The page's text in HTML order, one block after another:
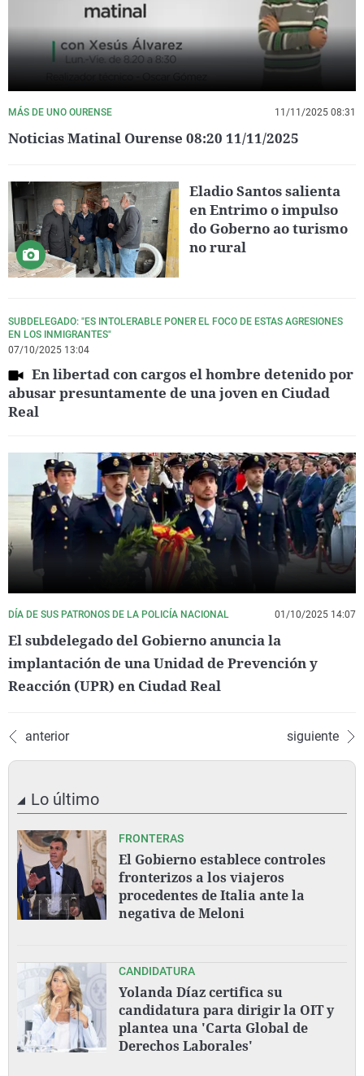
MÁS DE UNO OURENSE 11/11/2025 08:31
Noticias Matinal Ourense 08:20 11/11/2025
Eladio Santos salienta
en Entrimo o impulso
do Goberno ao turismo
no rural
SUBDELEGADO: "ES INTOLERABLE PONER EL FOCO DE ESTAS AGRESIONES
EN LOS INMIGRANTES"
07/10/2025 13:04
En libertad con cargos el hombre detenido por
abusar presuntamente de una joven en Ciudad
Real
DÍA DE SUS PATRONOS DE LA POLICÍA NACIONAL 01/10/2025 14:07
El subdelegado del Gobierno anuncia la
implantación de una Unidad de Prevención y
Reacción (UPR) en Ciudad Real
anterior siguiente
Lo último
FRONTERAS
El Gobierno establece controles
fronterizos a los viajeros
procedentes de Italia ante la
negativa de Meloni
CANDIDATURA
Yolanda Díaz certifica su
candidatura para dirigir la OIT y
plantea una 'Carta Global de
Derechos Laborales'